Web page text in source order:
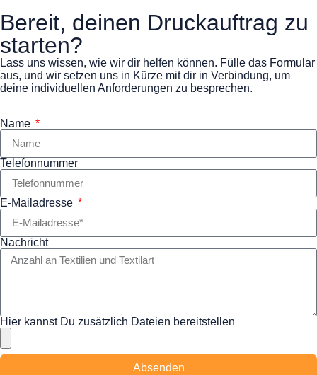
Bereit, deinen Druckauftrag zu
starten?
Lass uns wissen, wie wir dir helfen können. Fülle das Formular
aus, und wir setzen uns in Kürze mit dir in Verbindung, um
deine individuellen Anforderungen zu besprechen.
Name
Telefonnummer
E-Mailadresse
Nachricht
Hier kannst Du zusätzlich Dateien bereitstellen
Absenden